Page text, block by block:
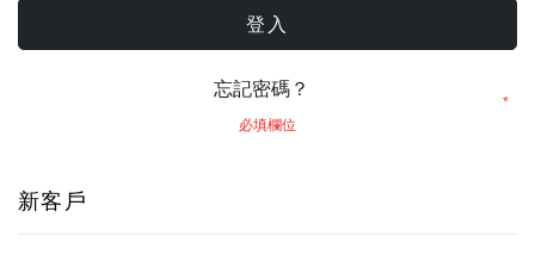
登入
忘記密碼？
新客戶